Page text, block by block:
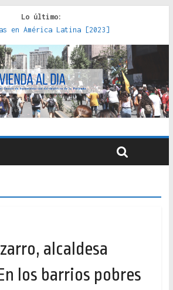
Lo último:
en América Latina [2023]
de los Estados :
y representaciones [2022]
con el acero : hacia una teoría
latinoamericanas [2020]
una vivienda adecuada [2019]
de la Caja del Seguro Obrero en
emblemático [2014]
alcaldesa
los barrios pobres